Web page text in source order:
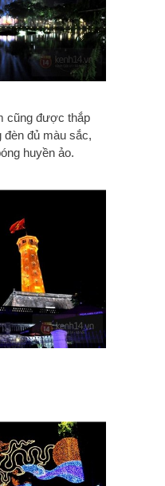
cũng được thắp
đèn đủ màu sắc,
huyền ảo.